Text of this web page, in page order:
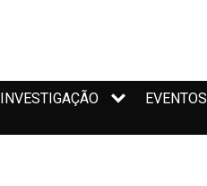
INVESTIGAÇÃO EVENTOS